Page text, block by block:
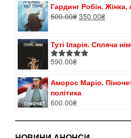
Гардинг Робін.
500.00₴ Оригінальна
350.00₴Поточна
Туті Іларія. Спляча
Оцінено в
590.00₴
Аморос Маріо.
політика
600.00₴